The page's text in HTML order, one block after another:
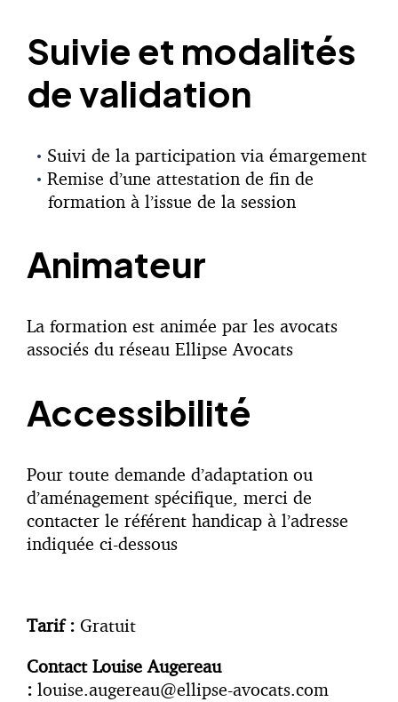
Suivie et modalités
de validation
Suivi de la participation via émargement
Remise d’une attestation de fin de
formation à l’issue de la session
Animateur
La formation est animée par les avocats
associés du réseau Ellipse Avocats
Accessibilité
Pour toute demande d’adaptation ou
d’aménagement spécifique, merci de
contacter le référent handicap à l’adresse
indiquée ci-dessous
Tarif : Gratuit
Contact Louise Augereau
: louise.augereau@ellipse-avocats.com